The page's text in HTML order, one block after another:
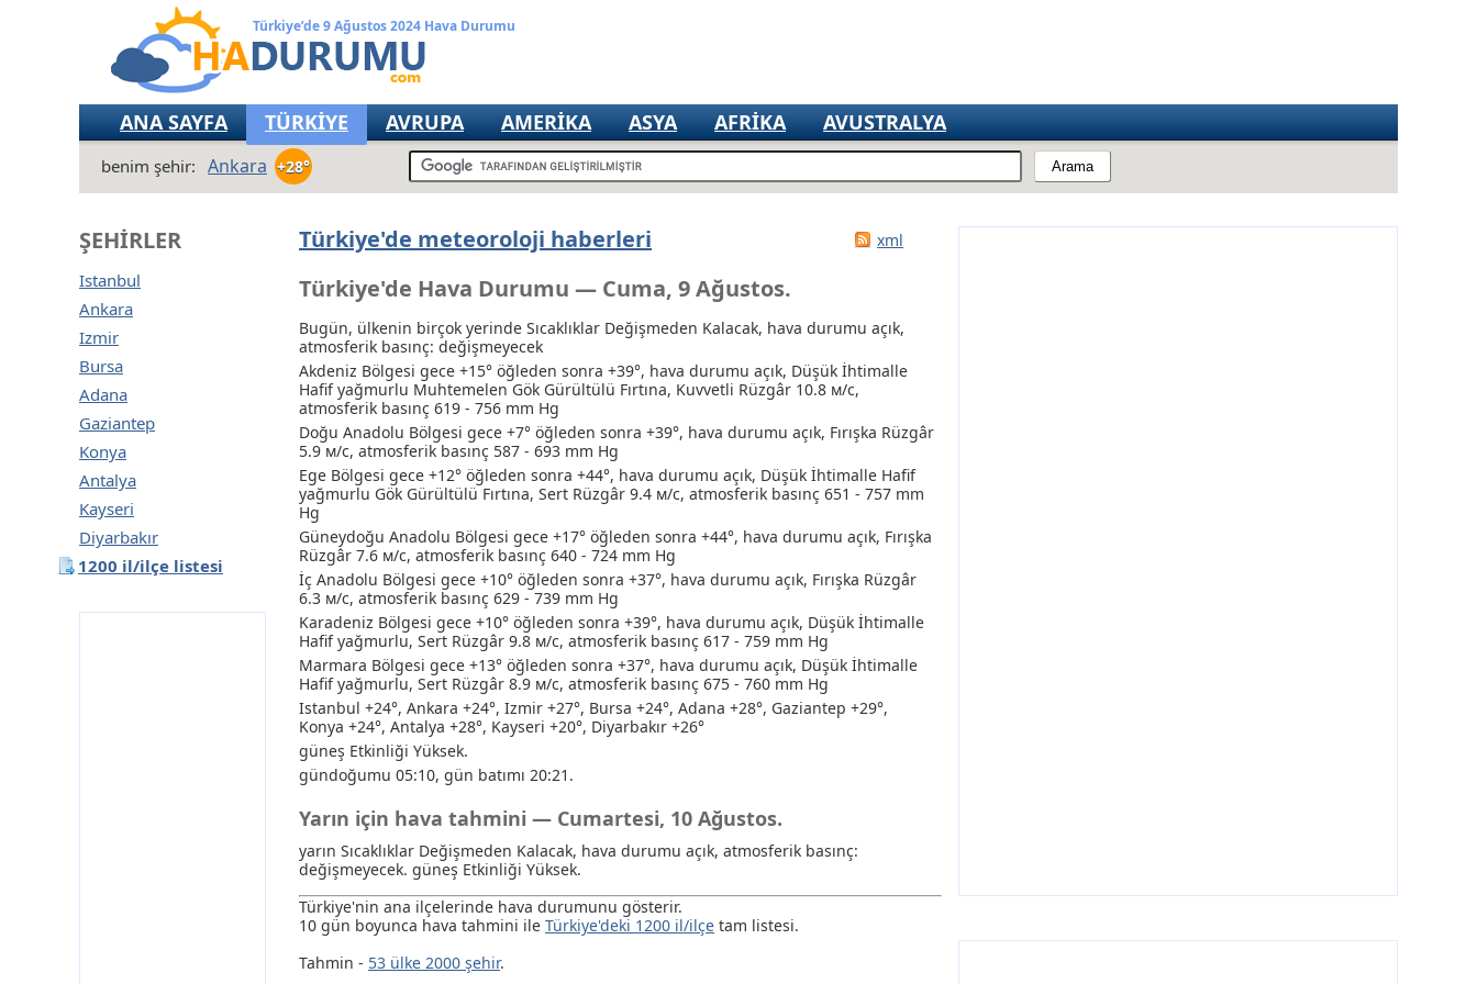
Türkiye’de 9 Ağustos 2024 Hava Durumu
ANA SAYFA TÜRKİYE AVRUPA AMERIKA ASYA AFRIKA AVUSTRALYA
benim şehir: Ankara +28°
ŞEHIRLER
Istanbul
Ankara
Izmir
Bursa
Adana
Gaziantep
Konya
Antalya
Kayseri
Diyarbakır
1200 il/ilçe listesi
Türkiye'de meteoroloji haberleri xml
Türkiye'de Hava Durumu — Cuma, 9 Ağustos.
Bugün, ülkenin birçok yerinde Sıcaklıklar Değişmeden Kalacak, hava durumu açık,
atmosferik basınç: değişmeyecek
Akdeniz Bölgesi gece +15° öğleden sonra +39°, hava durumu açık, Düşük İhtimalle
Hafif yağmurlu Muhtemelen Gök Gürültülü Fırtına, Kuvvetli Rüzgâr 10.8 м/с,
atmosferik basınç 619 - 756 mm Hg
Doğu Anadolu Bölgesi gece +7° öğleden sonra +39°, hava durumu açık, Fırışka Rüzgâr
5.9 м/с, atmosferik basınç 587 - 693 mm Hg
Ege Bölgesi gece +12° öğleden sonra +44°, hava durumu açık, Düşük İhtimalle Hafif
yağmurlu Gök Gürültülü Fırtına, Sert Rüzgâr 9.4 м/с, atmosferik basınç 651 - 757 mm
Hg
Güneydoğu Anadolu Bölgesi gece +17° öğleden sonra +44°, hava durumu açık, Fırışka
Rüzgâr 7.6 м/с, atmosferik basınç 640 - 724 mm Hg
İç Anadolu Bölgesi gece +10° öğleden sonra +37°, hava durumu açık, Fırışka Rüzgâr
6.3 м/с, atmosferik basınç 629 - 739 mm Hg
Karadeniz Bölgesi gece +10° öğleden sonra +39°, hava durumu açık, Düşük İhtimalle
Hafif yağmurlu, Sert Rüzgâr 9.8 м/с, atmosferik basınç 617 - 759 mm Hg
Marmara Bölgesi gece +13° öğleden sonra +37°, hava durumu açık, Düşük İhtimalle
Hafif yağmurlu, Sert Rüzgâr 8.9 м/с, atmosferik basınç 675 - 760 mm Hg
Istanbul +24°, Ankara +24°, Izmir +27°, Bursa +24°, Adana +28°, Gaziantep +29°,
Konya +24°, Antalya +28°, Kayseri +20°, Diyarbakır +26°
güneş Etkinliği Yüksek.
gündoğumu 05:10, gün batımı 20:21.
Yarın için hava tahmini — Cumartesi, 10 Ağustos.
yarın Sıcaklıklar Değişmeden Kalacak, hava durumu açık, atmosferik basınç:
değişmeyecek. güneş Etkinliği Yüksek.
Türkiye'nin ana ilçelerinde hava durumunu gösterir.
10 gün boyunca hava tahmini ile Türkiye'deki 1200 il/ilçe tam listesi.
Tahmin - 53 ülke 2000 şehir.